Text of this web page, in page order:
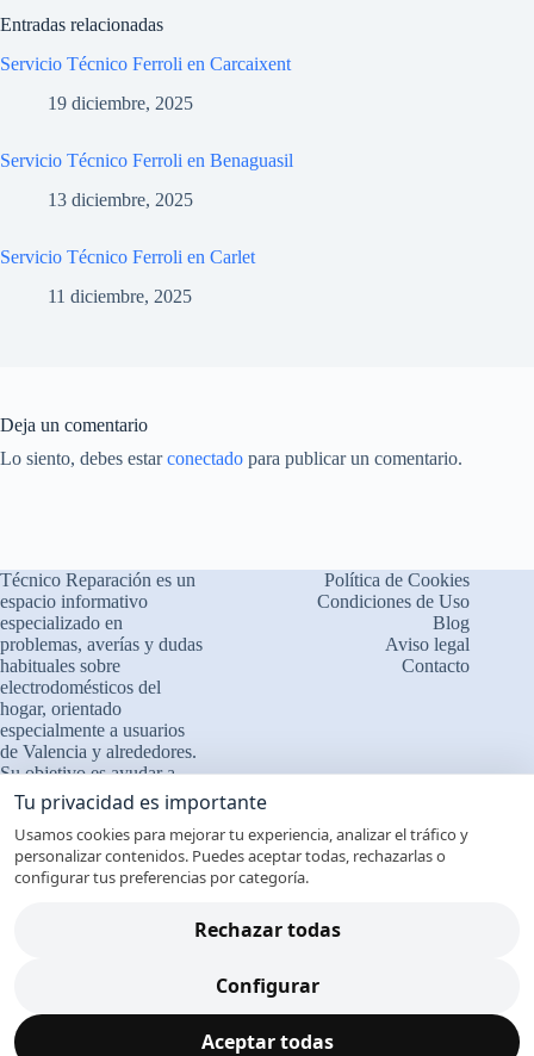
Entradas relacionadas
Servicio Técnico Ferroli en Carcaixent
19 diciembre, 2025
Servicio Técnico Ferroli en Benaguasil
13 diciembre, 2025
Servicio Técnico Ferroli en Carlet
11 diciembre, 2025
Deja un comentario
Lo siento, debes estarconectado para publicar un comentario.
Técnico Reparación es un
espacio informativo
especializado en
problemas, averías y dudas
habituales sobre
electrodomésticos del
hogar, orientado
especialmente a usuarios
de Valencia y alrededores.
Su objetivo es ayudar a
comprender el
funcionamiento de los
aparatos, identificar fallos
comunes y mejorar su uso
y mantenimiento diario, así
Política de Cookies
Condiciones de Uso
Blog
Aviso legal
Contacto
independiente. No somos servicio técnico oficial ni estamos
vinculados a fabricantes, marcas comerciales o servicios
Tu privacidad es importante
Usamos cookies para mejorar tu experiencia, analizar el tráfico y
personalizar contenidos. Puedes aceptar todas, rechazarlas o
configurar tus preferencias por categoría.
Rechazar todas
Configurar
Aceptar todas
Cuéntanos qué le ocurre
❓ Interpretamos errores y
fallos
🔊 Ruidos, bloqueos y averías
profesional
Chatea por WhatsApp